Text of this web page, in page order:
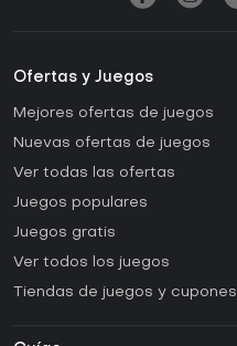
Ofertas y Juegos
Mejores ofertas de juegos
Nuevas ofertas de juegos
Ver todas las ofertas
Juegos populares
Juegos gratis
Ver todos los juegos
Tiendas de juegos y cupones